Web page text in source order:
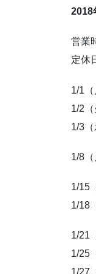
2018
営業
定休
1/1
1/2
1/3
1/8
1/15
1/18
1/21
1/25